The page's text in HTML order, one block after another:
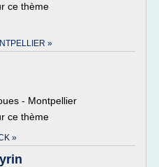
ce thème
»
- Montpellier
ce thème
»